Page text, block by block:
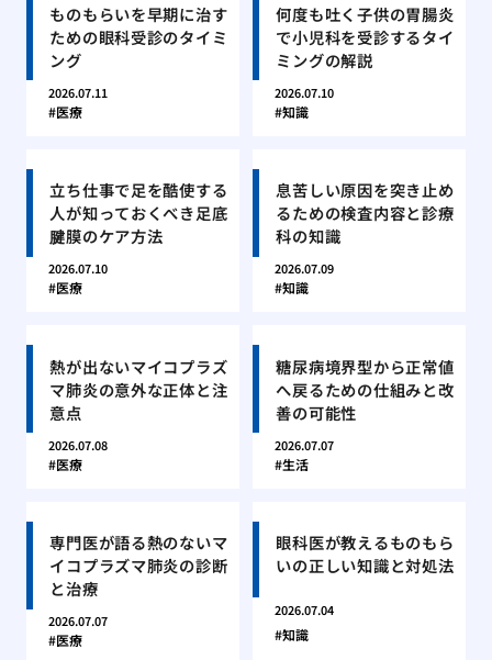
ものもらいを早期に治す
ための眼科受診のタイミ
ング
2026.07.11
医療
何度も吐く子供の胃腸炎
で小児科を受診するタイ
ミングの解説
2026.07.10
知識
立ち仕事で足を酷使する
人が知っておくべき足底
腱膜のケア方法
2026.07.10
医療
息苦しい原因を突き止め
るための検査内容と診療
科の知識
2026.07.09
知識
熱が出ないマイコプラズ
マ肺炎の意外な正体と注
意点
2026.07.08
医療
糖尿病境界型から正常値
へ戻るための仕組みと改
善の可能性
2026.07.07
生活
専門医が語る熱のないマ
イコプラズマ肺炎の診断
と治療
2026.07.07
医療
眼科医が教えるものもら
いの正しい知識と対処法
2026.07.04
知識